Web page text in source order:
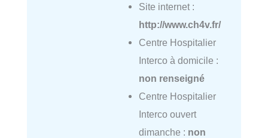
Site internet :
http://www.ch4v.fr/
Centre Hospitalier
Interco à domicile :
non renseigné
Centre Hospitalier
Interco ouvert
dimanche : non